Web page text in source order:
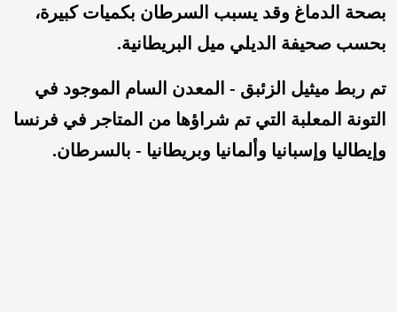
بصحة الدماغ وقد يسبب السرطان بكميات كبيرة،
بحسب صحيفة الديلي ميل البريطانية.
تم ربط ميثيل الزئبق - المعدن السام الموجود في
التونة المعلبة التي تم شراؤها من المتاجر في فرنسا
وإيطاليا وإسبانيا وألمانيا وبريطانيا - بالسرطان.